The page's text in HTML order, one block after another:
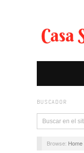
BUSCADOR
Browse: Home